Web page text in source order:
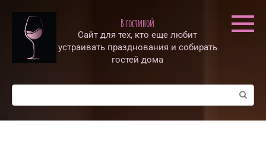
контенту
В гостиной
Сайт для тех, кто еще любит
устраивать празднования и собирать
гостей дома
Поиск: